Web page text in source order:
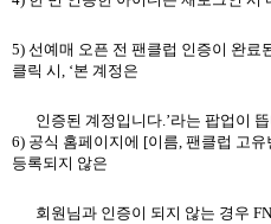
5) 선예매 오픈 전 팬클럽 인증이 완료
클릭 시, ‘본 계정은
인증된 계정입니다.’라는 팝업이
6) 공식 홈페이지에 [이름, 팬클럽 고유
등록되지 않은
회원님과 인증이 되지 않는 경우